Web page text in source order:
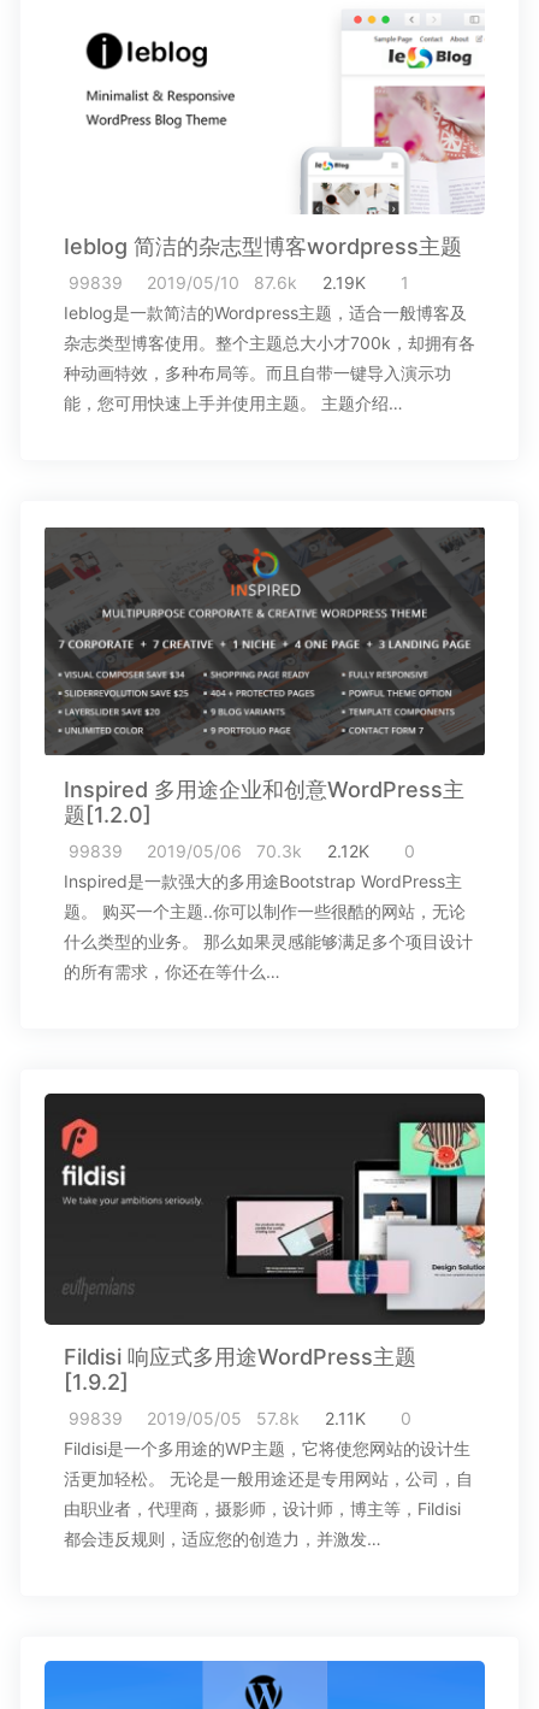
Ieblog 简洁的杂志型博客wordpress主题
99839 2019/05/10 87.6k 2.19K
1
Ieblog是一款简洁的Wordpress主题，适合一般博客及
杂志类型博客使用。整个主题总大小才700k，却拥有各
种动画特效，多种布局等。而且自带一键导入演示功
能，您可用快速上手并使用主题。 主题介绍…
Inspired 多用途企业和创意WordPress主
题[1.2.0]
99839 2019/05/06 70.3k 2.12K
0
Inspired是一款强大的多用途Bootstrap WordPress主
题。 购买一个主题..你可以制作一些很酷的网站，无论
什么类型的业务。 那么如果灵感能够满足多个项目设计
的所有需求，你还在等什么…
Fildisi 响应式多用途WordPress主题
[1.9.2]
99839 2019/05/05 57.8k 2.11K
0
Fildisi是一个多用途的WP主题，它将使您网站的设计生
活更加轻松。 无论是一般用途还是专用网站，公司，自
由职业者，代理商，摄影师，设计师，博主等，Fildisi
都会违反规则，适应您的创造力，并激发…